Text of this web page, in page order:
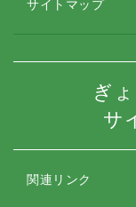
サイトマップ
ぎ
サ
関連リンク